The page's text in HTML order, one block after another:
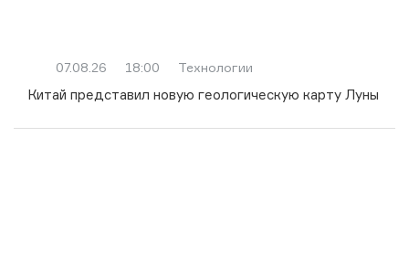
07.08.26 18:00 Технологии
Китай представил новую геологическую карту Луны